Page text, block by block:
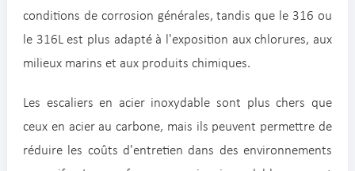
conditions de corrosion générales, tandis que le 316 ou
le 316L est plus adapté à l'exposition aux chlorures, aux
milieux marins et aux produits chimiques.
Les escaliers en acier inoxydable sont plus chers que
ceux en acier au carbone, mais ils peuvent permettre de
réduire les coûts d'entretien dans des environnements